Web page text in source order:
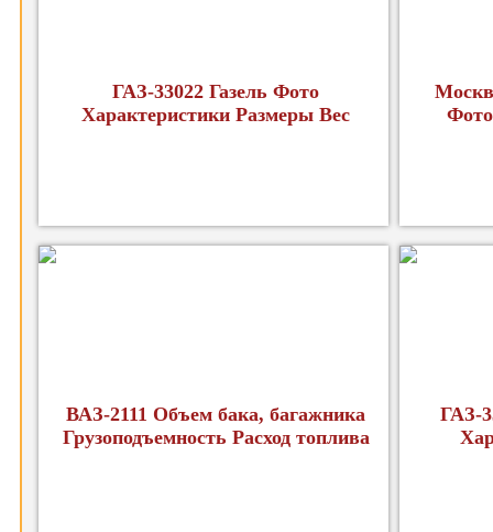
ГАЗ-33022 Газель Фото
Характеристики Размеры Вес
ВАЗ-2111 Объем бака, багажника
Грузоподъемность Расход топлива
ГАЗ-